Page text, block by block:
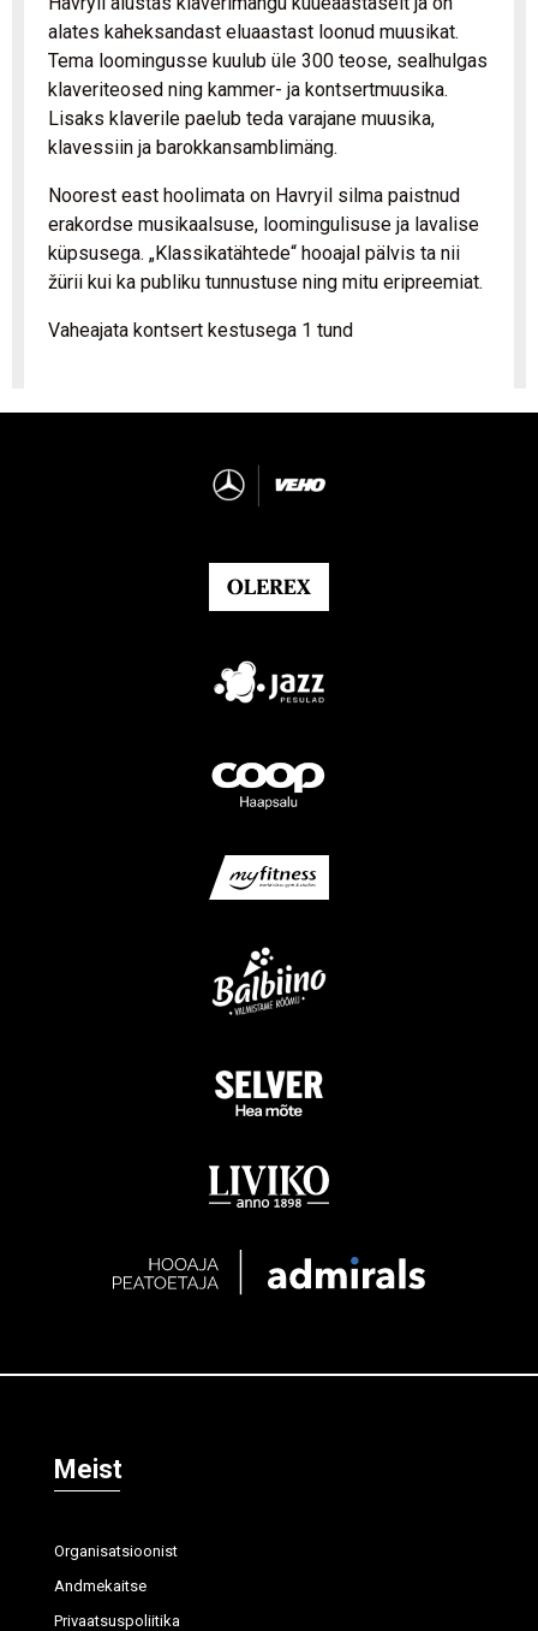
alates kaheksandast eluaastast loonud muusikat.
Tema loomingusse kuulub üle 300 teose, sealhulgas
klaveriteosed ning kammer- ja kontsertmuusika.
Lisaks klaverile paelub teda varajane muusika,
klavessiin ja barokkansamblimäng.
Noorest east hoolimata on Havryil silma paistnud
erakordse musikaalsuse, loomingulisuse ja lavalise
küpsusega. „Klassikatähtede“ hooajal pälvis ta nii
žürii kui ka publiku tunnustuse ning mitu eripreemiat.
Vaheajata kontsert kestusega 1 tund
Meist
Organisatsioonist
Andmekaitse
Privaatsuspoliitika